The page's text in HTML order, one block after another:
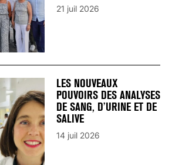
21 juil 2026
LES NOUVEAUX
POUVOIRS DES ANALYSES
DE SANG, D’URINE ET DE
SALIVE
14 juil 2026